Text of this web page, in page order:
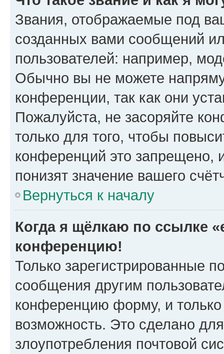
Звания, отображаемые под
созданных вами сообщений
пользователей: например,
Обычно вы не можете
конференции, так как они
Пожалуйста, не засоряйте
только для того, чтобы
конференций это запрещено,
понизят значение вашего
Вернуться к началу
Когда я щёлкаю по ссылке
конференцию!
Только зарегистрированные
сообщения другим
конференцию форму, и
возможность. Это сделано
злоупотребления почтовой